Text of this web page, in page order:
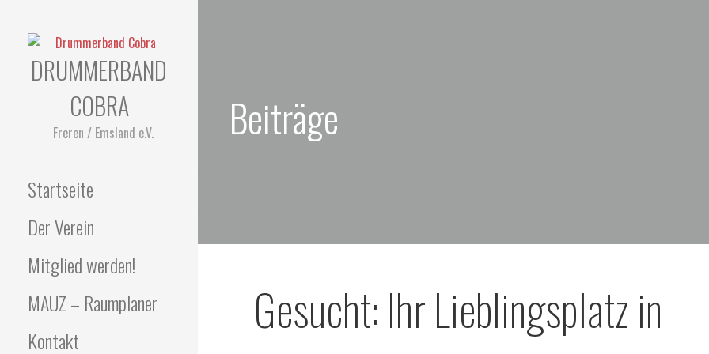
DRUMMERBAND
COBRA
Freren / Emsland e.V.
Startseite
Der Verein
Mitglied werden!
MAUZ – Raumplaner
Kontakt
Beiträge
Gesucht: Ihr Lieblingsplatz in